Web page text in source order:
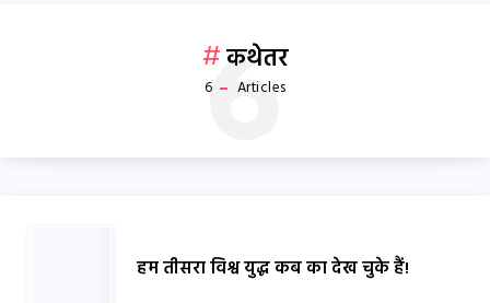
कथेतर
6 Articles
6
हम तीसरा विश्व युद्ध कब का देख चुके हैं!